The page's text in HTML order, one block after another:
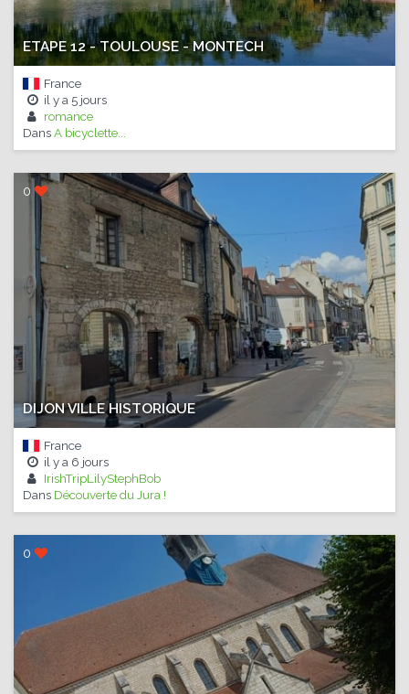
ETAPE 12 - TOULOUSE - MONTECH
France
il y a 5 jours
romance
DansA bicyclette...
0
DIJON VILLE HISTORIQUE
France
il y a 6 jours
IrishTripLilyStephBob
Dans Découverte du Jura !
0